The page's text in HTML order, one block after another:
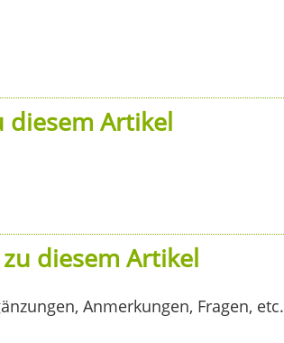
diesem Artikel
diesem Artikel
Anmerkungen, Fragen, etc.